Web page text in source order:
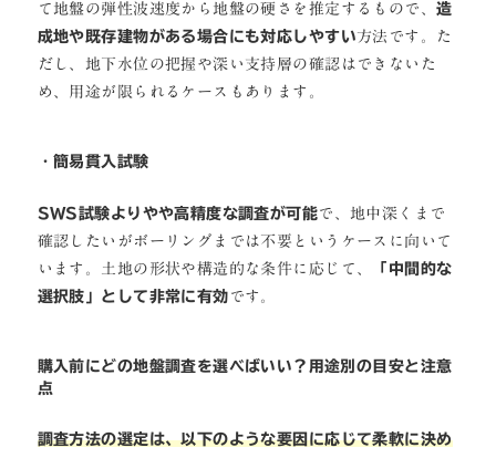
て地盤の弾性波速度から地盤の硬さを推定するもので、造
成地や既存建物がある場合にも対応しやすい方法です。た
だし、地下水位の把握や深い支持層の確認はできないた
め、用途が限られるケースもあります。
・簡易貫入試験
SWS試験よりやや高精度な調査が可能で、地中深くまで
確認したいがボーリングまでは不要というケースに向いて
います。土地の形状や構造的な条件に応じて、
「中間的な
選択肢」として非常に有効 です。
購入前にどの地盤調査を選べばいい？用途別の目安と注意
点
調査方法の選定は、以下のような要因に応じて柔軟に決め